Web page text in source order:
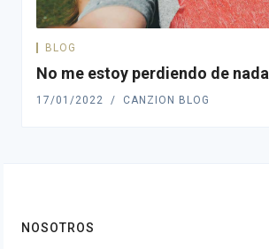
BLOG
No me estoy perdiendo de nada
17/01/2022 CANZION BLOG
NOSOTROS